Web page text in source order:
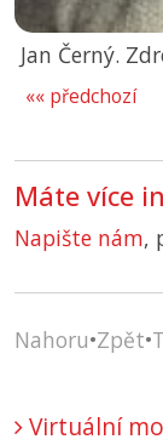
Jan Černý.
«« předchozí
Máte více
Napište nám,
Nahoru•Zpět•
Virtuální